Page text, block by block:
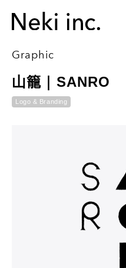
Graphic
山籠｜SANRO
Logo & Branding